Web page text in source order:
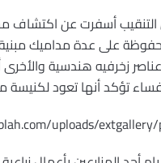
التنقيب أسفرت عن اكتشاف
على عدة مداميك
زخرفيه هندسية والأخرى
تؤكد أنها تعود لكنيسة